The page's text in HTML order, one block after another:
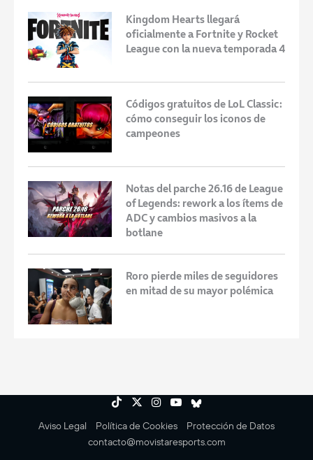
Kingdom Hearts llegará
oficialmente a Fortnite y Rocket
League con la nueva temporada 4
Códigos gratuitos de LoL Classic:
cómo conseguir los iconos de
campeones
Notas del parche 26.16 de League
of Legends: rework a los ítems de
ADC y cambios masivos a la
botlane
Roro pierde miles de seguidores
en mitad de su mayor polémica
Aviso Legal Política de Cookies
Protección de Datos
contacto@movistaresports.com